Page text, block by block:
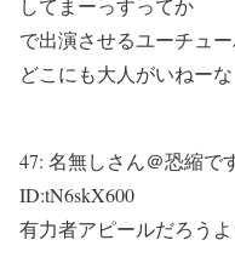
してまーっすってか
で出演させるユーチュ
どこにも大人がいねーな
47: 名無しさん＠恐縮で
ID:tN6skX600
有力者アピールだろうよ